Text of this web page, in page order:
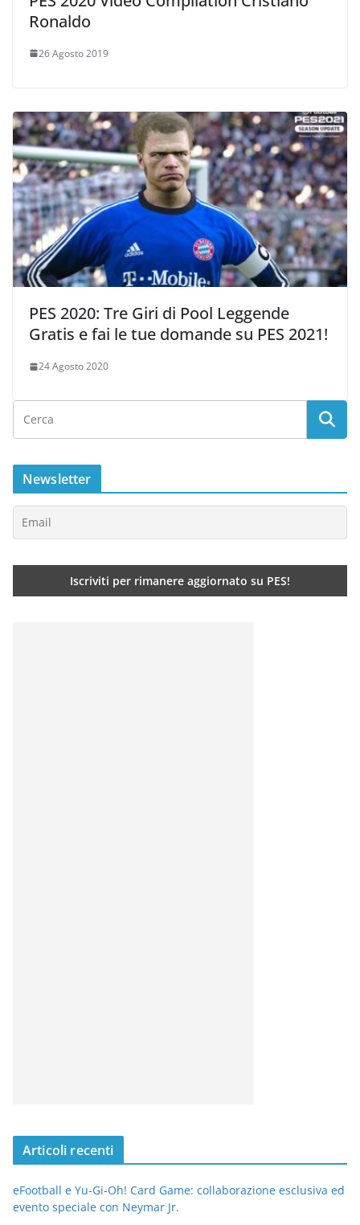
Ronaldo
26 Agosto 2019
PES 2020: Tre Giri di Pool Leggende
Gratis e fai le tue domande su PES 2021!
24 Agosto 2020
Newsletter
Articoli recenti
eFootball e Yu-Gi-Oh! Card Game: collaborazione esclusiva ed
evento speciale con Neymar Jr.